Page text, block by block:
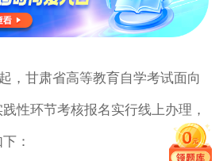
，甘肃省高等教育自学考试面向
性环节考核报名实行线上办理 ，
：